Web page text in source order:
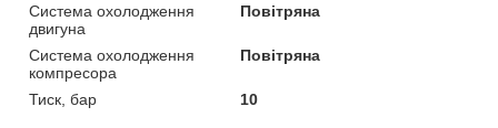
Система охолодження
двигуна
Повітряна
Система охолодження
компресора
Повітряна
Тиск, бар 10